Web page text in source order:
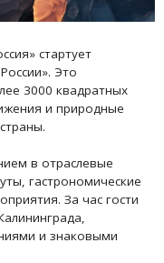
стартует
Это
3000 квадратных
и природные
в отраслевые
гастрономические
За час гости
и знаковыми